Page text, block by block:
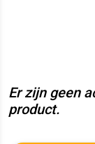
Er zijn geen
product.